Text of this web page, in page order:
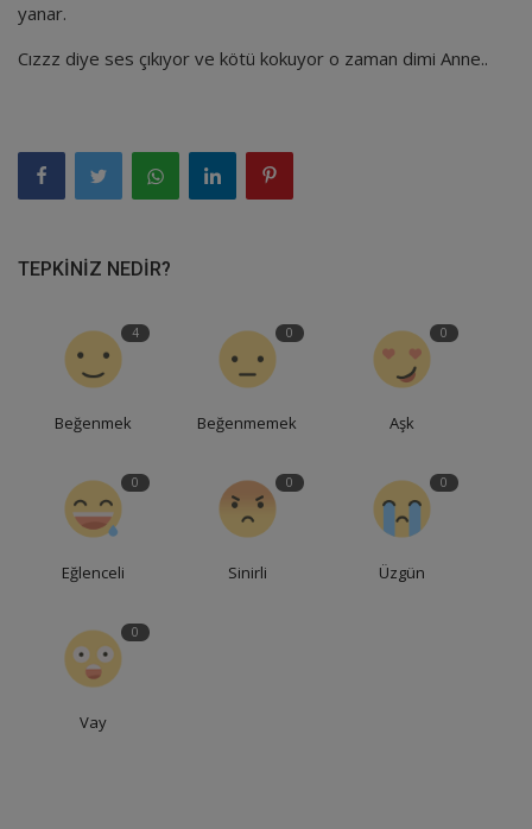
yanar.
Cızzz diye ses çıkıyor ve kötü kokuyor o zaman dimi Anne..
TEPKINIZ NEDIR?
4
Beğenmek
0
Beğenmemek
0
Aşk
0
Eğlenceli
0
Sinirli
0
Üzgün
0
Vay